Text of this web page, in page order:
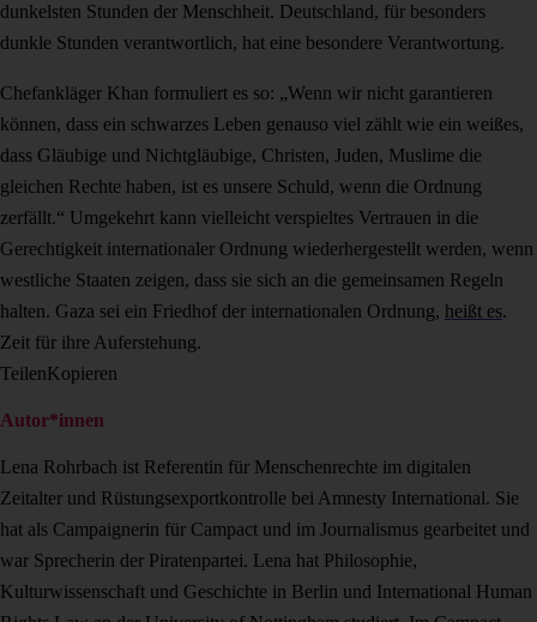
dunkelsten Stunden der Menschheit. Deutschland, für besonders
dunkle Stunden verantwortlich, hat eine besondere Verantwortung.
Chefankläger Khan formuliert es so: „Wenn wir nicht garantieren
können, dass ein schwarzes Leben genauso viel zählt wie ein weißes,
dass Gläubige und Nichtgläubige, Christen, Juden, Muslime die
gleichen Rechte haben, ist es unsere Schuld, wenn die Ordnung
zerfällt.“ Umgekehrt kann vielleicht verspieltes Vertrauen in die
Gerechtigkeit internationaler Ordnung wiederhergestellt werden, wenn
westliche Staaten zeigen, dass sie sich an die gemeinsamen Regeln
halten. Gaza sei ein Friedhof der internationalen Ordnung, heißt es.
Zeit für ihre Auferstehung.
TeilenKopieren
Autor*innen
Lena Rohrbach ist Referentin für Menschenrechte im digitalen
Zeitalter und Rüstungsexportkontrolle bei Amnesty International. Sie
hat als Campaignerin für Campact und im Journalismus gearbeitet und
war Sprecherin der Piratenpartei. Lena hat Philosophie,
Kulturwissenschaft und Geschichte in Berlin und International Human